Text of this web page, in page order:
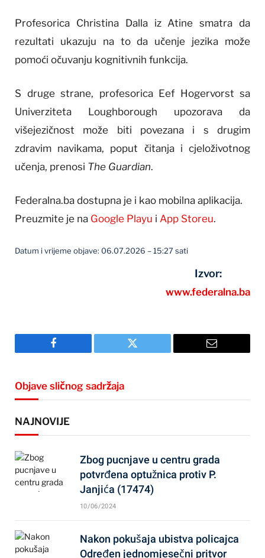
Profesorica Christina Dalla iz Atine smatra da
rezultati ukazuju na to da učenje jezika može
pomoći očuvanju kognitivnih funkcija.
S druge strane, profesorica Eef Hogervorst sa
Univerziteta Loughborough upozorava da
višejezičnost može biti povezana i s drugim
zdravim navikama, poput čitanja i cjeloživotnog
učenja, prenosi The Guardian.
Federalna.ba dostupna je i kao mobilna aplikacija.
Preuzmite je na Google Playu i App Storeu.
Datum i vrijeme objave: 06.07.2026 – 15:27 sati
Izvor:
www.federalna.ba
Facebook Twitter Email
Objave sličnog sadržaja
NAJNOVIJE
Zbog pucnjave u centru grada
potvrđena optužnica protiv P.
Janjića (17474)
10/06/2024
Nakon pokušaja ubistva policajca
Određen jednomjesečni pritvor